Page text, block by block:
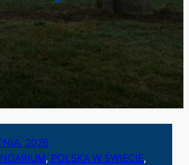
2026
, POLSKA W ŚWIECIE